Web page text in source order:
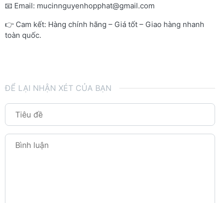
📧 Email: mucinnguyenhopphat@gmail.com
👉 Cam kết: Hàng chính hãng – Giá tốt – Giao hàng nhanh
toàn quốc.
ĐỂ LẠI NHẬN XÉT CỦA BẠN